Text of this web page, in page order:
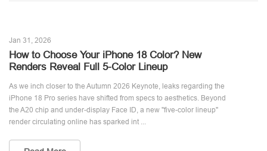
Jan 31, 2026
How to Choose Your iPhone 18 Color? New
Renders Reveal Full 5-Color Lineup
As we inch closer to the Autumn 2026 Keynote, leaks regarding the
iPhone 18 Pro series have shifted from specs to aesthetics. Beyond
the A20 chip and under-display Face ID, a new "five-color lineup"
render circulating online has sparked int ...